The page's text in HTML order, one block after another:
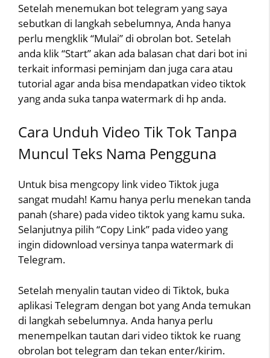
Setelah menemukan bot telegram yang saya
sebutkan di langkah sebelumnya, Anda hanya
perlu mengklik “Mulai” di obrolan bot. Setelah
anda klik “Start” akan ada balasan chat dari bot ini
terkait informasi peminjam dan juga cara atau
tutorial agar anda bisa mendapatkan video tiktok
yang anda suka tanpa watermark di hp anda.
Cara Unduh Video Tik Tok Tanpa
Muncul Teks Nama Pengguna
Untuk bisa mengcopy link video Tiktok juga
sangat mudah! Kamu hanya perlu menekan tanda
panah (share) pada video tiktok yang kamu suka.
Selanjutnya pilih “Copy Link” pada video yang
ingin didownload versinya tanpa watermark di
Telegram.
Setelah menyalin tautan video di Tiktok, buka
aplikasi Telegram dengan bot yang Anda temukan
di langkah sebelumnya. Anda hanya perlu
menempelkan tautan dari video tiktok ke ruang
obrolan bot telegram dan tekan enter/kirim.